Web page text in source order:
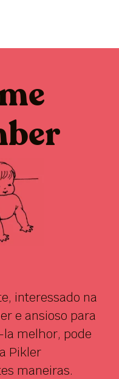
interessado na
e ansioso para
melhor, pode
Pikler
maneiras.